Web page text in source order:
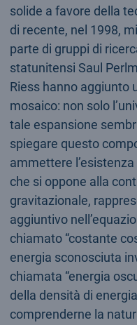
solide a favore della
di recente, nel 1998,
parte di gruppi di
statunitensi Saul
Riess hanno aggiunto
mosaico: non solo
tale espansione
spiegare questo
ammettere
che si oppone alla
gravitazionale,
aggiuntivo
chiamato “costante
energia sconosciuta
chiamata “energia
della densità di
comprenderne la